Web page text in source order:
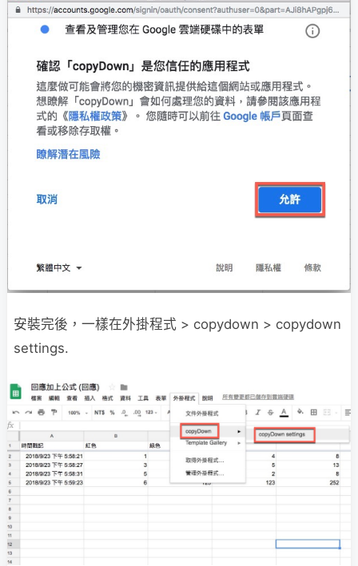
安裝完後，一樣在外掛程式 > copydown > copydown
settings.